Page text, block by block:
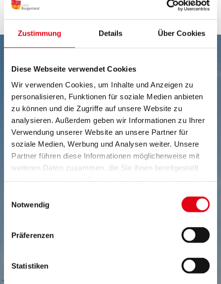
Zustimmung Details Über Cookies
Diese Webseite verwendet Cookies
Wir verwenden Cookies, um Inhalte und Anzeigen zu
personalisieren, Funktionen für soziale Medien anbieten
zu können und die Zugriffe auf unsere Website zu
analysieren. Außerdem geben wir Informationen zu Ihrer
Verwendung unserer Website an unsere Partner für
soziale Medien, Werbung und Analysen weiter. Unsere
Partner führen diese Informationen möglicherweise mit
weiteren Daten zusammen, die Sie ihnen bereitgestellt
Notwendig
Präferenzen
Statistiken
Beteiligten und Behörden
NEWSLETTER